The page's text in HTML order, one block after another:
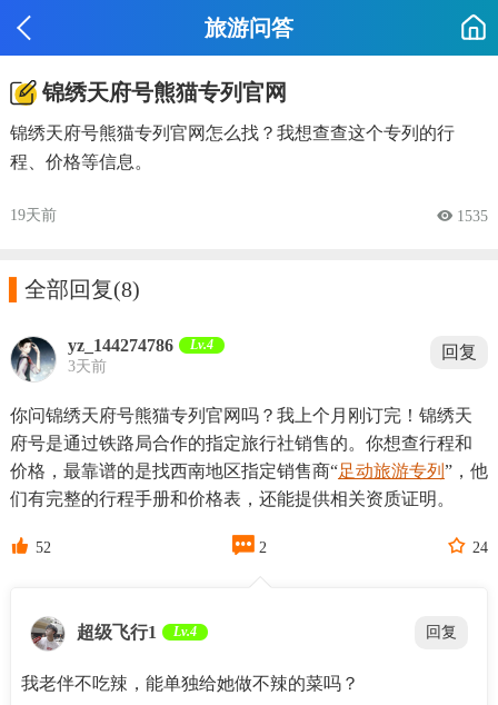
旅游问答
锦绣天府号熊猫专列官网
锦绣天府号熊猫专列官网怎么找？我想查查这个专列的行
程、价格等信息。
19天前  1535
全部回复(8)
yz_144274786 Lv.4
3天前
回复
你问锦绣天府号熊猫专列官网吗？我上个月刚订完！锦绣天
府号是通过铁路局合作的指定旅行社销售的。你想查行程和
价格，最靠谱的是找西南地区指定销售商“足动旅游专列 ”，他
们有完整的行程手册和价格表，还能提供相关资质证明。
 52  2  24
超级飞行1 Lv.4 回复
我老伴不吃辣，能单独给她做不辣的菜吗？